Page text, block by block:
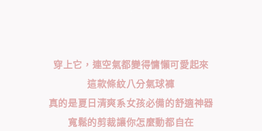
穿上它，連空氣都變得慵懶可愛起來
這款條紋八分氣球褲
真的是夏日清爽系女孩必備的舒適神器
寬鬆的剪裁讓你怎麼動都自在